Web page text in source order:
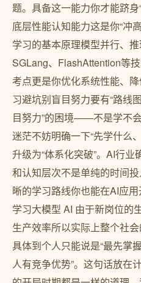
题。具备这一能力你才能跻身
底层性能认知能力这是你“冲
学习的基本原理模型并行、推
SGLang、FlashAttention等
考点更是你优化系统性能、
习避坑别盲目努力要有“路线
目努力”的困境——不是学不
迷茫不妨明确一下“先学什么
升级为“体系化突破”。AI行业
和认知层次不是单纯的时间
晰的学习路线你也能在AI应
学习大模型 AI 由于新岗位的
生产效率所以实际上整个社
具体到个人只能说是“最先掌
人有竞争优势”。这句话放在